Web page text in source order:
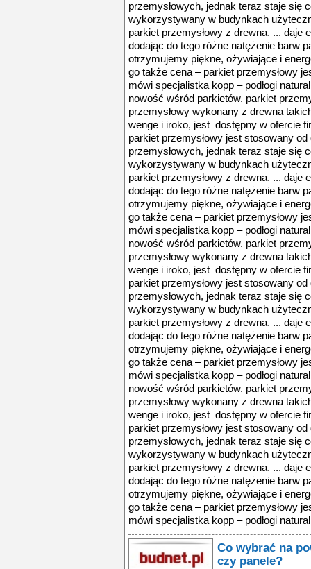
przemysłowych, jednak teraz staje się
wykorzystywany w budynkach
parkiet przemysłowy z drewna. ... daje
dodając do tego różne natężenie barw
otrzymujemy piękne, ożywiające i
go także cena – parkiet przemysłowy
mówi specjalistka kopp – podłogi
nowość wśród parkietów. parkiet
przemysłowy wykonany z drewna
wenge i iroko, jest dostępny w ofercie
parkiet przemysłowy jest stosowany od
przemysłowych, jednak teraz staje się
wykorzystywany w budynkach
parkiet przemysłowy z drewna. ... daje
dodając do tego różne natężenie barw
otrzymujemy piękne, ożywiające i
go także cena – parkiet przemysłowy
mówi specjalistka kopp – podłogi
nowość wśród parkietów. parkiet
przemysłowy wykonany z drewna
wenge i iroko, jest dostępny w ofercie
parkiet przemysłowy jest stosowany od
przemysłowych, jednak teraz staje się
wykorzystywany w budynkach
parkiet przemysłowy z drewna. ... daje
dodając do tego różne natężenie barw
otrzymujemy piękne, ożywiające i
go także cena – parkiet przemysłowy
mówi specjalistka kopp – podłogi
nowość wśród parkietów. parkiet
przemysłowy wykonany z drewna
wenge i iroko, jest dostępny w ofercie
parkiet przemysłowy jest stosowany od
przemysłowych, jednak teraz staje się
wykorzystywany w budynkach
parkiet przemysłowy z drewna. ... daje
dodając do tego różne natężenie barw
otrzymujemy piękne, ożywiające i
go także cena – parkiet przemysłowy
mówi specjalistka kopp – podłogi
Co wybrać na
czy panele?